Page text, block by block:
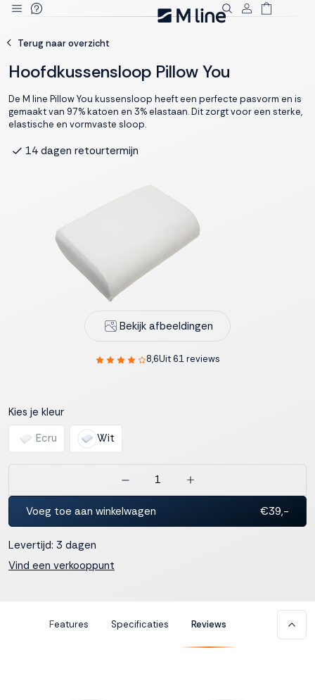
gebruikt
cookies
functionele,
de analytische
cookies ons helpen
om de website te
verbeteren. Via de
marketing cookies
kunnen we jouw
interactie met ons
binnen en buiten
onze website te
weten? Lees
dit overzichtvoor
alle
accepteren geef je
toestemming voor
cookies. Kies je voor
Weigeren? Dan
Terug naar overzicht
Hoofdkussensloop Pillow You
De M line Pillow You kussensloop heeft een perfecte pasvorm en is
gemaakt van 97% katoen en 3% elastaan. Dit zorgt voor een sterke,
elastische en vormvaste sloop.
14 dagen retourtermijn
Deskundig advies
Bekijk afbeeldingen
8,6Uit 61 reviews
Kies je kleur
Ecru
Wit
Voeg toe aan winkelwagen €39,-
Levertijd: 3 dagen
Vind een verkooppunt
Features Specificaties Reviews